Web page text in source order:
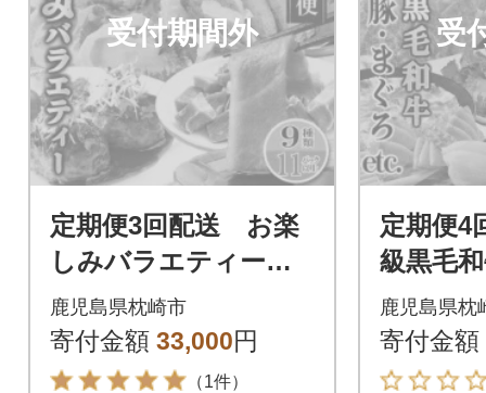
受付期間外
定期便3回配送 お楽
しみバラエティーセ
ット(薩摩甘えび・黒
豚・さつま揚げ・ま
ぐろ)QQ-0003
鹿児島県枕崎市
寄付金額 33,000円
（1件）
受
定期便
級黒毛
ぐろetc
鹿児島県枕
寄付金額